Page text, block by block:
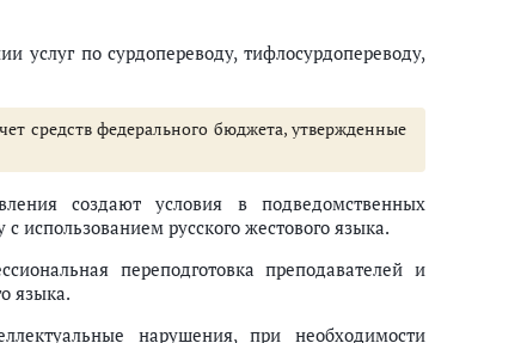
по сурдопереводу, тифлосурдопереводу,
средств федерального бюджета, утвержденные
создают условия в подведомственных
использованием русского жестового языка.
переподготовка преподавателей и
языка.
нарушения, при необходимости